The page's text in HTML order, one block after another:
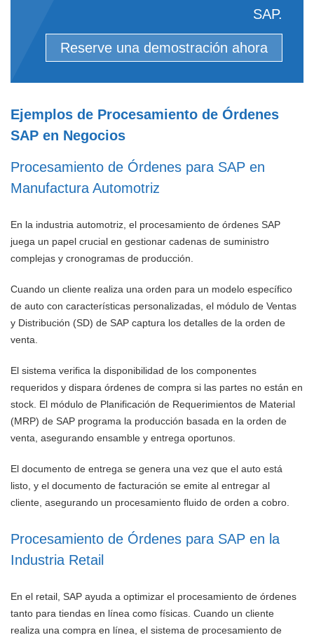
SAP.
Reserve una demostración ahora
Ejemplos de Procesamiento de Órdenes
SAP en Negocios
Procesamiento de Órdenes para SAP en
Manufactura Automotriz
En la industria automotriz, el procesamiento de órdenes SAP
juega un papel crucial en gestionar cadenas de suministro
complejas y cronogramas de producción.
Cuando un cliente realiza una orden para un modelo específico
de auto con características personalizadas, el módulo de Ventas
y Distribución (SD) de SAP captura los detalles de la orden de
venta.
El sistema verifica la disponibilidad de los componentes
requeridos y dispara órdenes de compra si las partes no están en
stock. El módulo de Planificación de Requerimientos de Material
(MRP) de SAP programa la producción basada en la orden de
venta, asegurando ensamble y entrega oportunos.
El documento de entrega se genera una vez que el auto está
listo, y el documento de facturación se emite al entregar al
cliente, asegurando un procesamiento fluido de orden a cobro.
Procesamiento de Órdenes para SAP en la
Industria Retail
En el retail, SAP ayuda a optimizar el procesamiento de órdenes
tanto para tiendas en línea como físicas. Cuando un cliente
realiza una compra en línea, el sistema de procesamiento de